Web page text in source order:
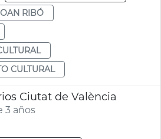
RIBÓ
CULTURAL
Ciutat de València
3 años